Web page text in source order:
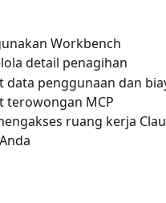
Workbench
detail penagihan
data penggunaan dan
terowongan MCP
ruang kerja